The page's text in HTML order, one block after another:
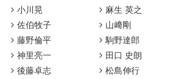
小川晃
麻生 英之
佐伯牧子
山﨑剛
藤野倫平
駒野達郎
神里亮一
田口 史朗
後藤卓志
松島伸行